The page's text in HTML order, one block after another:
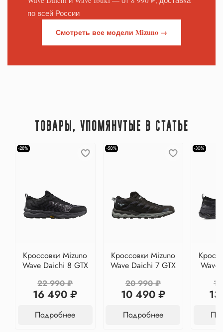
по всей России
Смотреть все модели Mizuno →
ТОВАРЫ, УПОМЯНУТЫЕ В СТАТЬЕ
-28%
Кроссовки Mizuno
Wave Daichi 8 GTX
22 990 ₽
16 490 ₽
Подробнее
-50%
Кроссовки Mizuno
Wave Daichi 7 GTX
20 990 ₽
10 490 ₽
Подробнее
-30%
Wave